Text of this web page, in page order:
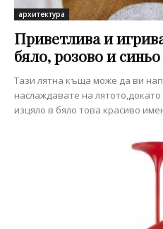
архитектура
Приветлива и
бяло, розово и синьо
Тази лятна къща може да ви
наслаждавате на
изцяло в бяло това красиво